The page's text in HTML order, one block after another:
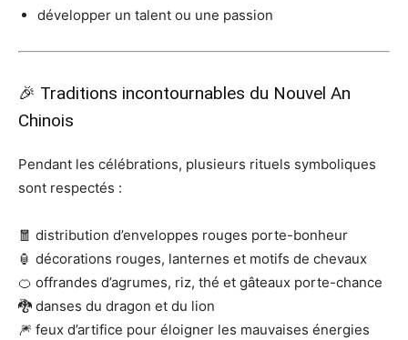
développer un talent ou une passion
🎉 Traditions incontournables du Nouvel An
Chinois
Pendant les célébrations, plusieurs rituels symboliques
sont respectés :
🧧 distribution d’enveloppes rouges porte-bonheur
🏮 décorations rouges, lanternes et motifs de chevaux
🍊 offrandes d’agrumes, riz, thé et gâteaux porte-chance
🐉 danses du dragon et du lion
🎆 feux d’artifice pour éloigner les mauvaises énergies